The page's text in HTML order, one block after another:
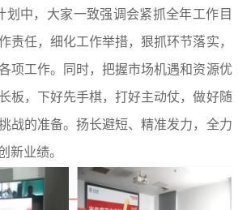
划中，大家一致强调会紧抓全年工作目
责任，细化工作举措，狠抓环节落实，
项工作。同时，把握市场机遇和资源优
板，下好先手棋，打好主动仗，做好随
战的准备。扬长避短、精准发力，全力
新业绩。